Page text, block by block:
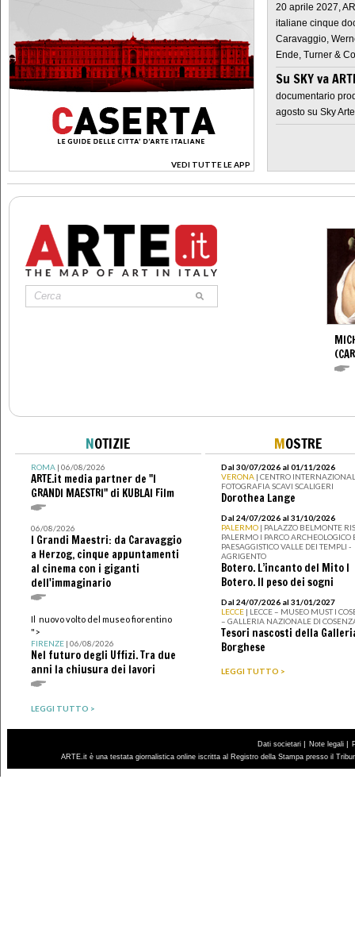
VEDI TUTTE LE APP
>
20 aprile 2027,
italiane cinque
Caravaggio,
Ende, Turner &
Su SKY va
documentario
agosto su Sky Arte
NOTIZIE
ROMA| 06/08/2026
ARTE.it media partner de "I
GRANDI MAESTRI" di KUBLAI Film
06/08/2026
I Grandi Maestri: da Caravaggio
a Herzog, cinque appuntamenti
al cinema con i giganti
dell'immaginario
Il nuovo volto del museo fiorentino
">
FIRENZE| 06/08/2026
Nel futuro degli Uffizi. Tra due
anni la chiusura dei lavori
LEGGI TUTTO >
MOSTRE
Dal 30/07/2026 al 01/11/2026
VERONA | CENTRO
FOTOGRAFIA SCAVI SCALIGERI
Dorothea Lange
Dal 24/07/2026 al 31/10/2026
PALERMO | PALAZZO BELMONTE
PALERMO I PARCO ARCHEOLOGICO
PAESAGGISTICO VALLE DEI TEMPLI -
AGRIGENTO
Botero. L’incanto del Mito I
Botero. Il peso dei sogni
Dal 24/07/2026 al 31/01/2027
LECCE | LECCE – MUSEO MUST I
– GALLERIA NAZIONALE DI
Tesori nascosti della
Borghese
LEGGI TUTTO >
Dati societari | Note legali |
ARTE.it è una testata giornalistica online iscritta al Registro della Stampa presso il